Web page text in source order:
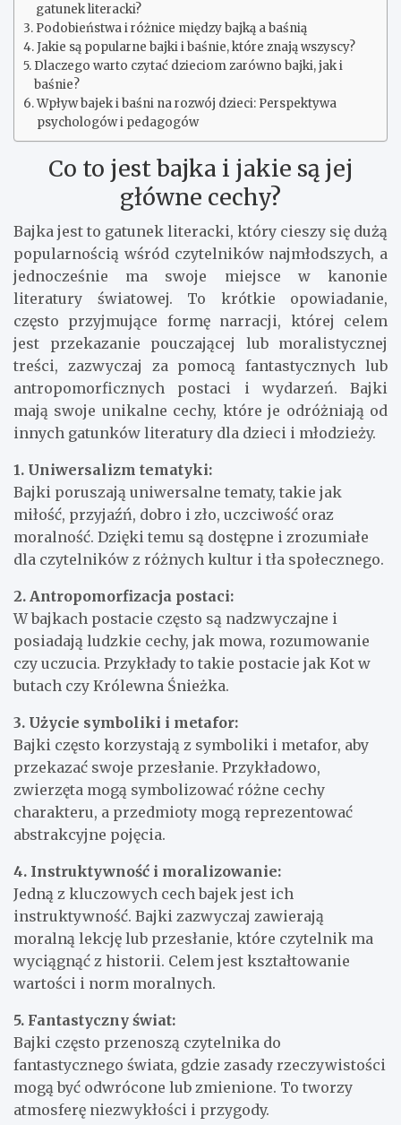
gatunek literacki?
Podobieństwa i różnice między bajką a baśnią
Jakie są popularne bajki i baśnie, które znają wszyscy?
Dlaczego warto czytać dzieciom zarówno bajki, jak i
baśnie?
Wpływ bajek i baśni na rozwój dzieci: Perspektywa
psychologów i pedagogów
Co to jest bajka i jakie są jej
główne cechy?
Bajka jest to gatunek literacki, który cieszy się dużą
popularnością wśród czytelników najmłodszych, a
jednocześnie ma swoje miejsce w kanonie
literatury światowej. To krótkie opowiadanie,
często przyjmujące formę narracji, której celem
jest przekazanie pouczającej lub moralistycznej
treści, zazwyczaj za pomocą fantastycznych lub
antropomorficznych postaci i wydarzeń. Bajki
mają swoje unikalne cechy, które je odróżniają od
innych gatunków literatury dla dzieci i młodzieży.
1. Uniwersalizm tematyki:
Bajki poruszają uniwersalne tematy, takie jak
miłość, przyjaźń, dobro i zło, uczciwość oraz
moralność. Dzięki temu są dostępne i zrozumiałe
dla czytelników z różnych kultur i tła społecznego.
2. Antropomorfizacja postaci:
W bajkach postacie często są nadzwyczajne i
posiadają ludzkie cechy, jak mowa, rozumowanie
czy uczucia. Przykłady to takie postacie jak Kot w
butach czy Królewna Śnieżka.
3. Użycie symboliki i metafor:
Bajki często korzystają z symboliki i metafor, aby
przekazać swoje przesłanie. Przykładowo,
zwierzęta mogą symbolizować różne cechy
charakteru, a przedmioty mogą reprezentować
abstrakcyjne pojęcia.
4. Instruktywność i moralizowanie:
Jedną z kluczowych cech bajek jest ich
instruktywność. Bajki zazwyczaj zawierają
moralną lekcję lub przesłanie, które czytelnik ma
wyciągnąć z historii. Celem jest kształtowanie
wartości i norm moralnych.
5. Fantastyczny świat:
Bajki często przenoszą czytelnika do
fantastycznego świata, gdzie zasady rzeczywistości
mogą być odwrócone lub zmienione. To tworzy
atmosferę niezwykłości i przygody.